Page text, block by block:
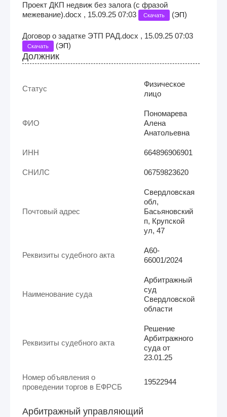
Проект ДКП недвиж без залога (с фразой
межевание).docx , 15.09.25 07:03
Скачать (ЭП)
Договор о задатке ЭТП РАД.docx , 15.09.25 07:03
Скачать (ЭП)
Должник
Статус
Физическое
лицо
ФИО
Пономарева
Алена
Анатольевна
ИНН 664896906901
СНИЛС 06759823620
Почтовый адрес
Свердловская
обл,
Басьяновский
п, Крупской
ул, 47
Реквизиты судебного акта
А60-
66001/2024
Наименование суда
Арбитражный
суд
Свердловской
области
Реквизиты судебного акта
Решение
Арбитражного
суда от
23.01.25
Номер объявления о
проведении торгов в ЕФРСБ
19522944
Арбитражный управляющий